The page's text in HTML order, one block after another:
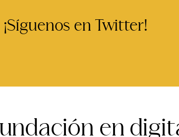
¡Síguenos en Twitter!
en